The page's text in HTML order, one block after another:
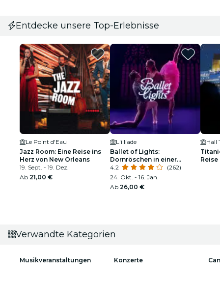
Entdecke unsere Top-Erlebnisse
Le Point d'Eau
Jazz Room: Eine Reise ins
Herz von New Orleans
19. Sept. - 19. Dez.
Ab 21,00 €
L'illiade
Ballet of Lights:
Dornröschen in einer
funkelnden Show
4.2
(262)
24. Okt. - 16. Jan.
Ab 26,00 €
Hall
Verwandte Kategorien
Musikveranstaltungen Konzerte